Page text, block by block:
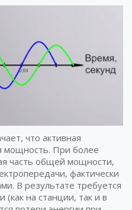
что активная
мощность. При более
часть общей мощности,
фактически
В результате требуется
на станции, так и в